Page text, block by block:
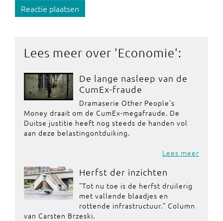
Reactie plaatsen
Lees meer over 'Economie':
De lange nasleep van de
CumEx-fraude
Dramaserie Other People's
Money draait om de CumEx-megafraude. De
Duitse justitie heeft nog steeds de handen vol
aan deze belastingontduiking.
Lees meer
Herfst der inzichten
"Tot nu toe is de herfst druilerig
met vallende blaadjes en
rottende infrastructuur." Column
van Carsten Brzeski.